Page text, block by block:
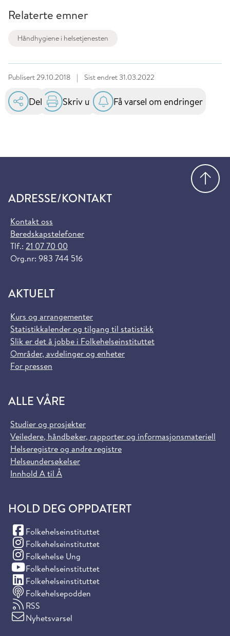
Relaterte emner
Håndhygiene i helsetjenesten
Publisert29.10.2018 | Sist endret 31.03.2022
Del Skriv ut Få varsel om endringer
ADRESSE/KONTAKT
Kontakt oss
Beredskapstelefoner
Tlf.: 21 07 70 00
Org.nr: 983 744 516
AKTUELT
Kurs og arrangementer
Statistikkalender og tilgang til statistikk
Slik er det å jobbe i Folkehelseinstituttet
Områder, avdelinger og enheter
For pressen
ALLE VÅRE
Studier og prosjekter
Veiledere, håndbøker, rapporter og informasjonsmateriell
Helseregistre og andre registre
Helseundersøkelser
Innhold A til Å
HOLD DEG OPPDATERT
Folkehelseinstituttet
(Facebook)
Folkehelseinstituttet
(Instagram)
Folkehelse Ung
(Instagram)
Folkehelseinstituttet
(YouTube)
Folkehelseinstituttet
(LinkedIn)
Folkehelsepodden
RSS
Nyhetsvarsel